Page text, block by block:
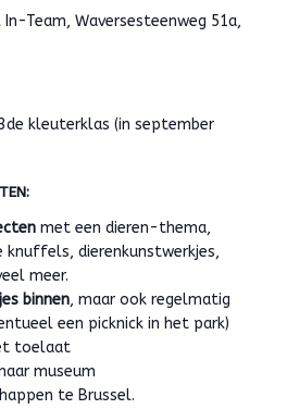
Team, Waversesteenweg 51a,
kleuterklas (in september
met een dieren-thema,
knuffels, dierenkunstwerkjes,
meer.
binnen, maar ook regelmatig
een picknick in het park)
toelaat
museum
te Brussel.